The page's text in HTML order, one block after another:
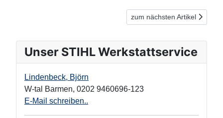
Nächster Beitrag: Baustoffe
zum nächsten Artikel
Unser STIHL Werkstattservice
Lindenbeck, Björn
W-tal Barmen, 0202 9460696-123
E-Mail schreiben..